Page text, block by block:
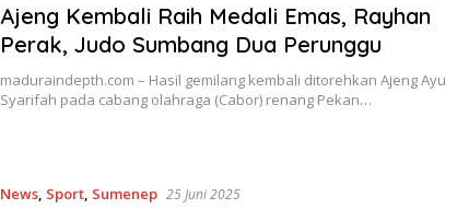
Ajeng Kembali Raih Medali Emas, Rayhan
Perak, Judo Sumbang Dua Perunggu
maduraindepth.com – Hasil gemilang kembali ditorehkan Ajeng Ayu
Syarifah pada cabang olahraga (Cabor) renang Pekan…
News, Sport, Sumenep 25 Juni 2025